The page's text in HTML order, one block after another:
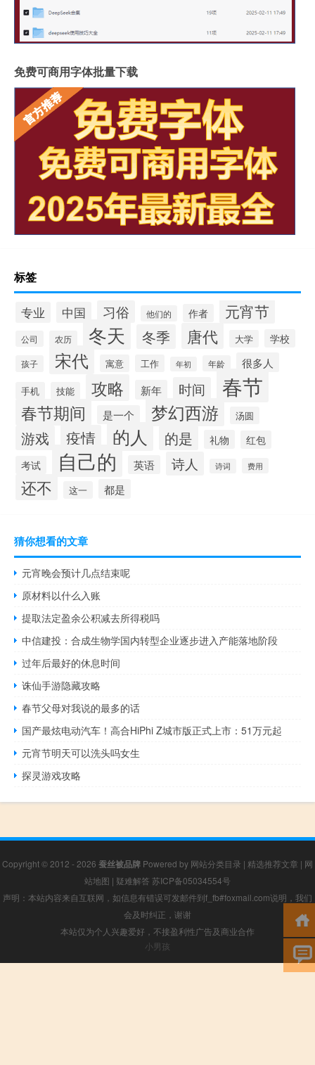
免费可商用字体批量下载
标签
专业 中国 习俗 他们的 作者 元宵节
公司 农历 冬天 冬季 唐代 大学 学校
孩子 宋代 寓意 工作 年初 年龄 很多人
手机 技能 攻略 新年 时间 春节
春节期间 是一个 梦幻西游 汤圆
游戏 疫情 的人 的是 礼物
红包
考试
自己的 英语 诗人 诗词 费用
还不 这一 都是
猜你想看的文章
元宵晚会预计几点结束呢
原材料以什么入账
提取法定盈余公积减去所得税吗
中信建投：合成生物学国内转型企业逐步进入产能落地阶段
过年后最好的休息时间
诛仙手游隐藏攻略
春节父母对我说的最多的话
国产最炫电动汽车！高合HiPhi Z城市版正式上市：51万元起
元宵节明天可以洗头吗女生
探灵游戏攻略
Copyright © 2012 - 2026 蚕丝被品牌 Powered by 网站分类目录 | 精选推荐文章 | 网
站地图 | 疑难解答 苏ICP备05034554号
声明：本站内容来自互联网，如信息有错误可发邮件到f_fb#foxmail.com说明，我们
会及时纠正，谢谢
本站仅为个人兴趣爱好，不接盈利性广告及商业合作
小男孩